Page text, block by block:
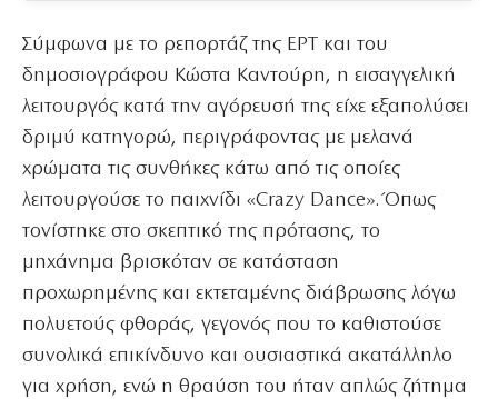
Σύμφωνα με το ρεπορτάζ της ΕΡΤ και του
δημοσιογράφου Κώστα Καντούρη, η εισαγγελική
λειτουργός κατά την αγόρευσή της είχε εξαπολύσει
δριμύ κατηγορώ, περιγράφοντας με μελανά
χρώματα τις συνθήκες κάτω από τις οποίες
λειτουργούσε το παιχνίδι «Crazy Dance». Όπως
τονίστηκε στο σκεπτικό της πρότασης, το
μηχάνημα βρισκόταν σε κατάσταση
προχωρημένης και εκτεταμένης διάβρωσης λόγω
πολυετούς φθοράς, γεγονός που το καθιστούσε
συνολικά επικίνδυνο και ουσιαστικά ακατάλληλο
για χρήση, ενώ η θραύση του ήταν απλώς ζήτημα